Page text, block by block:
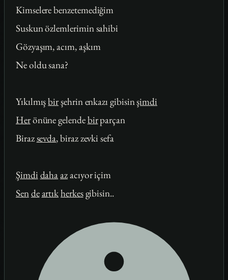
Kimselere benzetemediğim
Suskun özlemlerimin sahibi
Gözyaşım, acım, aşkım
Ne oldu sana?
Yıkılmışbirşehrin enkazı gibisinşimdi
Herönüne gelendebirparçan
Birazsevda, biraz zevki sefa
Şimdi dahaazacıyor içim
Sendeartıkherkesgibisin..